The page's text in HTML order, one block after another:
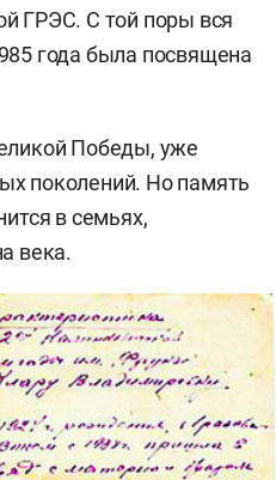
ГРЭС. С той поры вся
года была посвящена
Победы, уже
поколений. Но память
в семьях,
века.